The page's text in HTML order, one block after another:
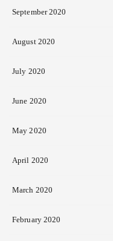
September 2020
August 2020
July 2020
June 2020
May 2020
April 2020
March 2020
February 2020